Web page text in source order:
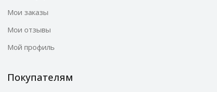
Мои заказы
Мои отзывы
Мой профиль
Покупателям